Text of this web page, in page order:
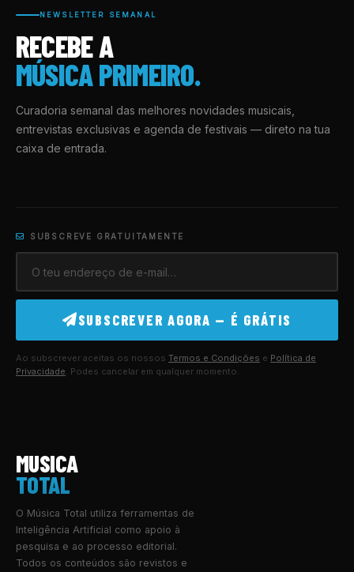
NEWSLETTER SEMANAL
RECEBE A
MÚSICA PRIMEIRO.
Curadoria semanal das melhores novidades musicais,
entrevistas exclusivas e agenda de festivais — direto na tua
caixa de entrada.
SUBSCREVE GRATUITAMENTE
SUBSCREVER AGORA — É GRÁTIS
Ao subscrever aceitas os nossos Termos e Condições e Política de
Privacidade. Podes cancelar em qualquer momento.
MUSICA
TOTAL
O Música Total utiliza ferramentas de
Inteligência Artificial como apoio à
pesquisa e ao processo editorial.
Todos os conteúdos são revistos e